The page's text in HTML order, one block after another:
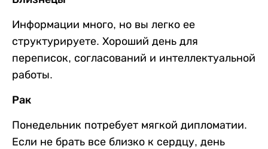
Информации много, но вы легко ее
структурируете. Хороший день для
переписок, согласований и интеллектуальной
работы.
Рак
Понедельник потребует мягкой дипломатии.
Если не брать все близко к сердцу, день